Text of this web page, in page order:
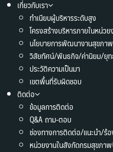
เกี่ยวกับเรา
ทำเนียบผู้บริหารระดับสูง
โครงสร้างบริหารภายในหน่ว
นโยบายการพัฒนางานสุขภา
วิสัยทัศน์/พันธกิจ/ค่านิยม/ยุ
ประวัติความเป็นมา
เขตพื้นที่รับผิดชอบ
ติดต่อ
ข้อมูลการติดต่อ
Q&A ถาม-ตอบ
ช่องทางการติดต่อ/แนะนำ/ร้อ
หน่วยงานในสังกัดกรมสุขภา